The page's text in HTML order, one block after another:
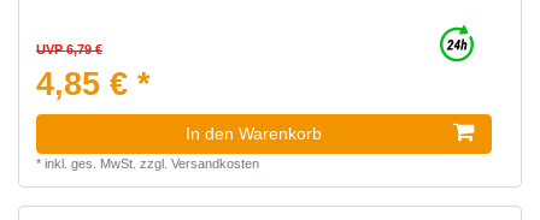
UVP 6,79 €
4,85 € *
In den Warenkorb
* inkl. ges. MwSt. zzgl. Versandkosten